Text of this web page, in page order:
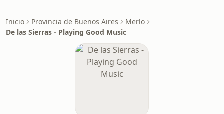
Inicio Provincia de Buenos Aires
Merlo
De las Sierras - Playing Good Music